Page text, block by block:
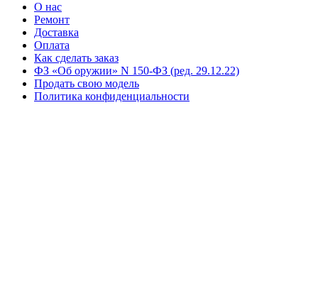
О нас
Ремонт
Доставка
Оплата
Как сделать заказ
ФЗ «Об оружии» N 150-ФЗ (ред. 29.12.22)
Продать свою модель
Политика конфиденциальности